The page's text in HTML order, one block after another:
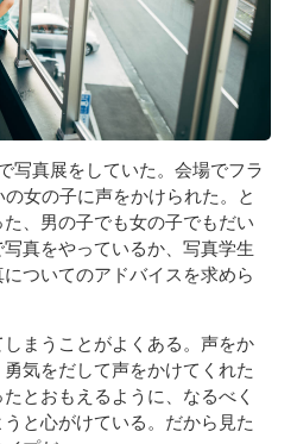
写真展をしていた。会場でフラ
女の子に声をかけられた。と
、男の子でも女の子でもだい
真をやっているか、写真学生
ついてのアドバイスを求めら
まうことがよくある。声をか
気をだして声をかけてくれた
とおもえるように、なるべく
と心がけている。だから見た